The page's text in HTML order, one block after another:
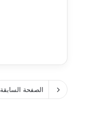
الصفحة السابقة